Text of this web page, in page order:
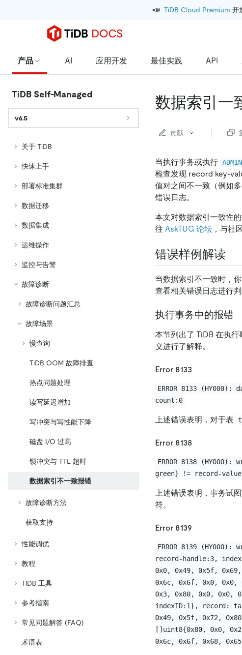
📣 TiDB Cloud Premium 开
产品 AI 应用开发 最佳实践 API
TiDB Self-Managed
v6.5
关于 TiDB
快速上手
部署标准集群
数据迁移
数据集成
运维操作
监控与告警
故障诊断
故障诊断问题汇总
故障场景
慢查询
TiDB OOM 故障排查
热点问题处理
读写延迟增加
写冲突与写性能下降
磁盘 I/O 过高
锁冲突与 TTL 超时
数据索引不一致报错
故障诊断方法
获取支持
性能调优
教程
TiDB 工具
参考指南
常见问题解答 (FAQ)
术语表
数据索引一
贡献
当执行事务或执行
检查发现 record key-
值对之间不一致（例如
错误日志。
本文对数据索引一致性
往 AskTUG 论坛 ，与社
错误样例解读
当数据索引不一致时，
查看相关错误日志进行判
执行事务中的报错
本节列出了 TiDB 在执
义进行了解释。
Error 8133
ERROR 8133
count:0
上述错误表明，对于表 t
Error 8138
ERROR 8138
green} != record-
上述错误表明，事务试
符。
Error 8139
ERROR 8139
record-handle:3,
0x0, 0x49, 0x5f,
0x6c, 0x6f, 0x0,
0x3, 0x80, 0x0, 0x0,
indexID:1}, record:
0x49, 0x5f, 0x72,
[]uint8{0x80, 0x0,
0x6c, 0x6f, 0x68,